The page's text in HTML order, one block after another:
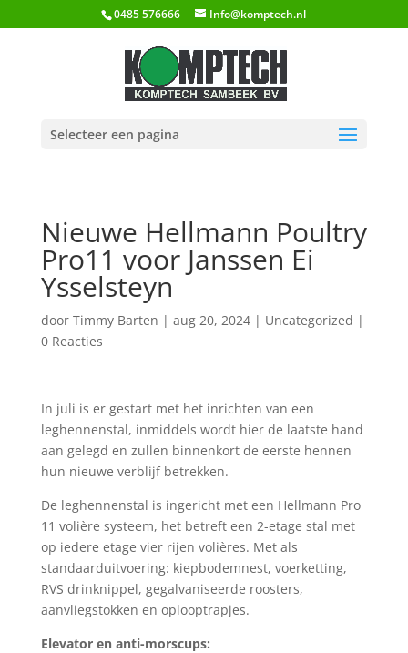
0485 576666 Info@komptech.nl
Selecteer een pagina
Nieuwe Hellmann Poultry
Pro11 voor Janssen Ei
Ysselsteyn
door Timmy Barten | aug 20, 2024| Uncategorized |
0 Reacties
In juli is er gestart met het inrichten van een
leghennenstal, inmiddels wordt hier de laatste hand
aan gelegd en zullen binnenkort de eerste hennen
hun nieuwe verblijf betrekken.
De leghennenstal is ingericht met een Hellmann Pro
11 volière systeem, het betreft een 2-etage stal met
op iedere etage vier rijen volières. Met als
standaarduitvoering: kiepbodemnest, voerketting,
RVS drinknippel, gegalvaniseerde roosters,
aanvliegstokken en oplooptrapjes.
Elevator en anti-morscups: